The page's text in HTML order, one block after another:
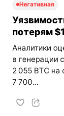
Негативная
потерям
Аналитики
в генерации
2 055 BTC
7 700...